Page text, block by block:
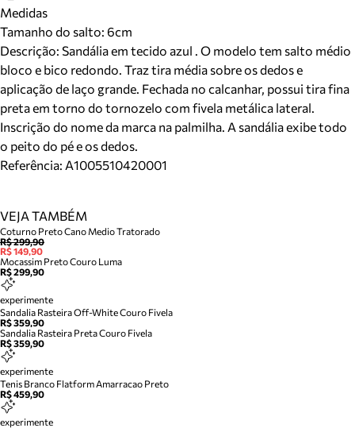
Medidas
Tamanho do salto: 6cm
Descrição: Sandália em tecido azul . O modelo tem salto médio
bloco e bico redondo. Traz tira média sobre os dedos e
aplicação de laço grande. Fechada no calcanhar, possui tira fina
preta em torno do tornozelo com fivela metálica lateral.
Inscrição do nome da marca na palmilha. A sandália exibe todo
o peito do pé e os dedos.
Referência: A1005510420001
VEJA TAMBÉM
Coturno Preto Cano Medio Tratorado
R$ 299,90
R$ 149,90
Mocassim Preto Couro Luma
R$ 299,90
experimente
Sandalia Rasteira Off-White Couro Fivela
R$ 359,90
Sandalia Rasteira Preta Couro Fivela
R$ 359,90
experimente
Tenis Branco Flatform Amarracao Preto
R$ 459,90
experimente